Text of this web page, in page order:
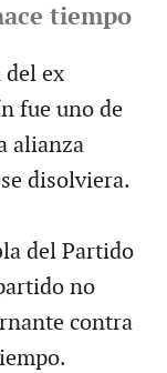
tiempo
del ex
fue uno de
alianza
disolviera.
del Partido
no
contra